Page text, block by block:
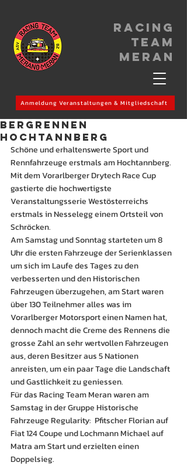
Racing
Team
meran
Anmeldung Veranstaltungen & Mitgliedschaft
Bergrennen
Hochtannberg
Schöne und erhaltenswerte Sport und
Rennfahrzeuge erstmals am Hochtannberg.
Mit dem Vorarlberger Drytech Race Cup
gastierte die hochwertigste
Veranstaltungsserie Westösterreichs
erstmals in Nesselegg einem Ortsteil von
Schröcken.
Am Samstag und Sonntag starteten um 8
Uhr die ersten Fahrzeuge der Serienklassen
um sich im Laufe des Tages zu den
verbesserten und den Historischen
Fahrzeugen überzugehen, am Start waren
über 130 Teilnehmer alles was im
Vorarlberger Motorsport einen Namen hat,
dennoch macht die Creme des Rennens die
grosse Zahl an sehr wertvollen Fahrzeugen
aus, deren Besitzer aus 5 Nationen
anreisten, um ein paar Tage die Landschaft
und Gastlichkeit zu geniessen.
Für das Racing Team Meran waren am
Samstag in der Gruppe Historische
Fahrzeuge Regularity:  Pfitscher Florian auf
Fiat 124 Coupe und Lochmann Michael auf
Matra am Start und erzielten einen
Doppelsieg.